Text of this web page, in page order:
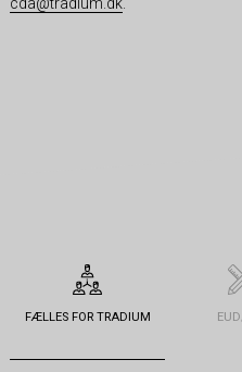
FÆLLES FOR TRADIUM